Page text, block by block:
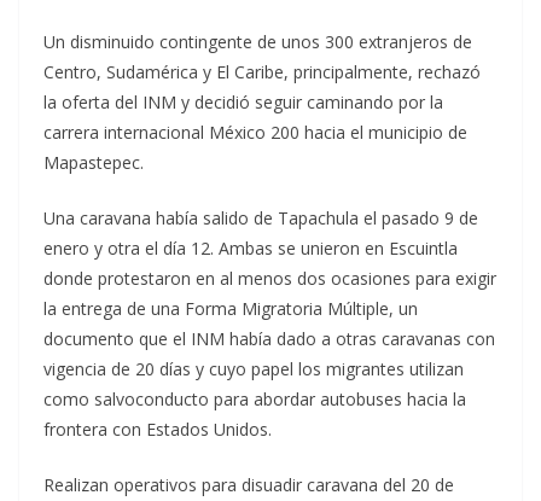
Un disminuido contingente de unos 300 extranjeros de
Centro, Sudamérica y El Caribe, principalmente, rechazó
la oferta del INM y decidió seguir caminando por la
carrera internacional México 200 hacia el municipio de
Mapastepec.
Una caravana había salido de Tapachula el pasado 9 de
enero y otra el día 12. Ambas se unieron en Escuintla
donde protestaron en al menos dos ocasiones para exigir
la entrega de una Forma Migratoria Múltiple, un
documento que el INM había dado a otras caravanas con
vigencia de 20 días y cuyo papel los migrantes utilizan
como salvoconducto para abordar autobuses hacia la
frontera con Estados Unidos.
Realizan operativos para disuadir caravana del 20 de